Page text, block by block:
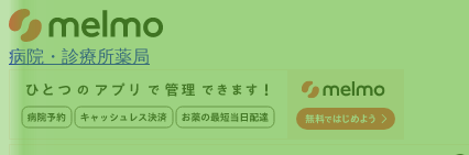
病院・診療所薬局